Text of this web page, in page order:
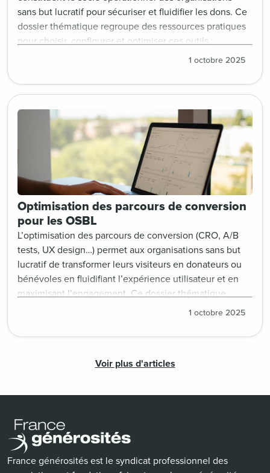
sans but lucratif pour sécuriser et fluidifier les dons. Ce
dossier thématique regroupe des ressources pratiques
pour choisir, configurer et optimiser ces outils :
comparatifs de solutions, bonnes pratiques
techniques et retours d’expérience. Une approche clé
pour renforcer la confiance des donateurs et maximiser
les stratégies de fundraising.
1 octobre 2025
Optimisation des parcours de conversion
pour les OSBL
L’optimisation des parcours de conversion (CRO, A/B
tests, UX design…) permet aux organisations sans but
lucratif de transformer leurs visiteurs en donateurs ou
bénévoles en fluidifiant l’expérience utilisateur et en
maximisant l’engagement. Ce dossier thématique
propose des ressources stratégiques : méthodes de
données comportementales et retours d’expériences
démarche essentielle pour augmenter les taux de
plus experts.
1 octobre 2025
Voir plus d'articles
France générosités est le syndicat professionnel des